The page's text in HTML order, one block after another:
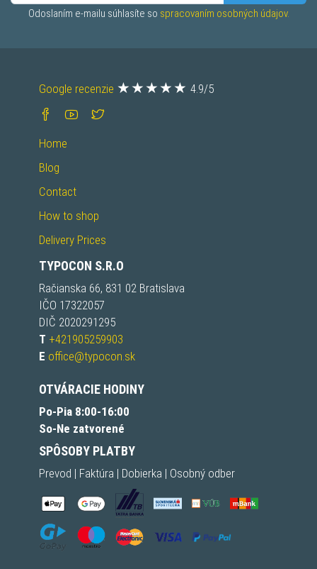
Odoslaním e-mailu súhlasíte so spracovaním osobných údajov.
Google recenzie 4.9/5
Home
Blog
Contact
How to shop
Delivery Prices
TYPOCON S.R.O
Račianska 66, 831 02 Bratislava
IČO 17322057
DIČ 2020291295
T +421905259903
E office@typocon.sk
OTVÁRACIE HODINY
Po-Pia 8:00-16:00
So-Ne zatvorené
SPÔSOBY PLATBY
Prevod | Faktúra | Dobierka | Osobný odber